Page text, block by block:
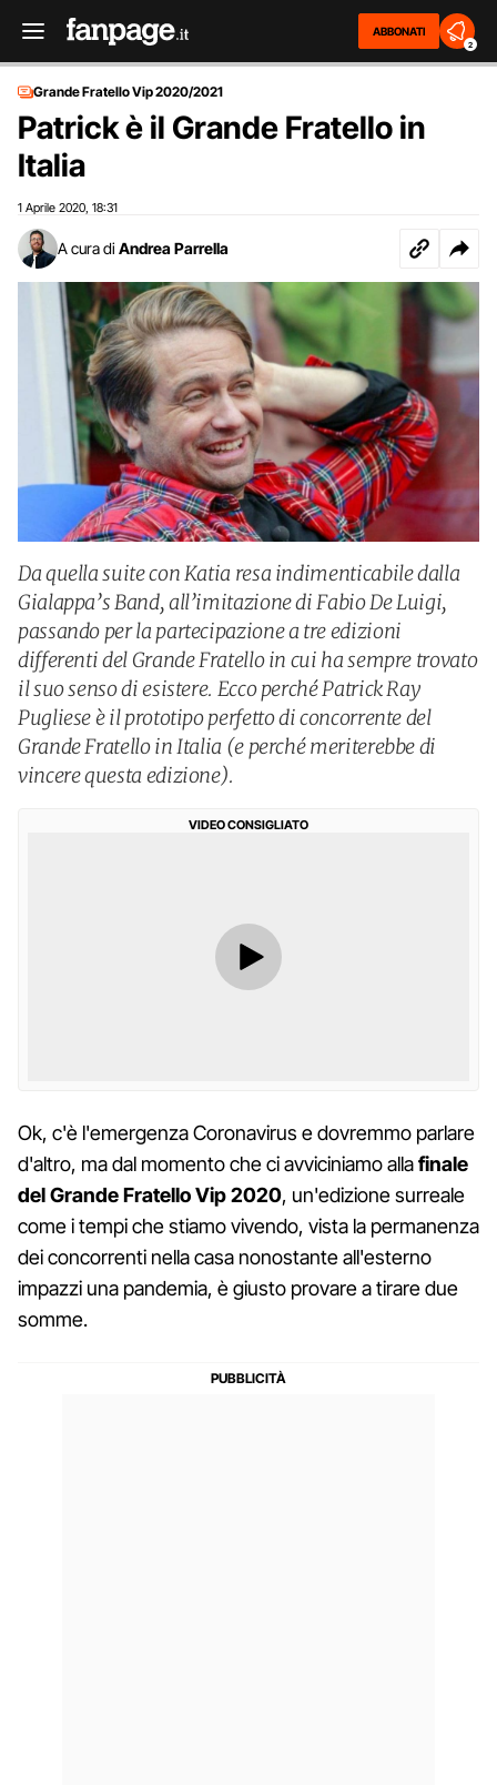
ABBONATI
2
Grande Fratello Vip 2020/2021
Patrick è il Grande Fratello in
Italia
1 Aprile 2020 18:31
A cura di Andrea Parrella
Da quella suite con Katia resa indimenticabile dalla
Gialappa’s Band, all’imitazione di Fabio De Luigi,
passando per la partecipazione a tre edizioni
differenti del Grande Fratello in cui ha sempre trovato
il suo senso di esistere. Ecco perché Patrick Ray
Pugliese è il prototipo perfetto di concorrente del
Grande Fratello in Italia (e perché meriterebbe di
vincere questa edizione).
VIDEO CONSIGLIATO
Ok, c'è l'emergenza Coronavirus e dovremmo parlare
d'altro, ma dal momento che ci avviciniamo allafinale
del Grande Fratello Vip 2020, un'edizione surreale
come i tempi che stiamo vivendo, vista la permanenza
dei concorrenti nella casa nonostante all'esterno
impazzi una pandemia, è giusto provare a tirare due
somme.